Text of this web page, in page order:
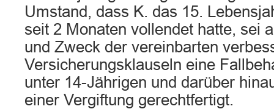
Umstand, dass K. das 15.
seit 2 Monaten vollendet hatte, sei
und Zweck der vereinbarten
Versicherungsklauseln eine
unter 14-Jährigen und darüber
einer Vergiftung gerechtfertigt.